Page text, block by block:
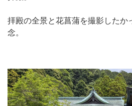
拝殿の全景と花菖蒲を撮影したか
念。